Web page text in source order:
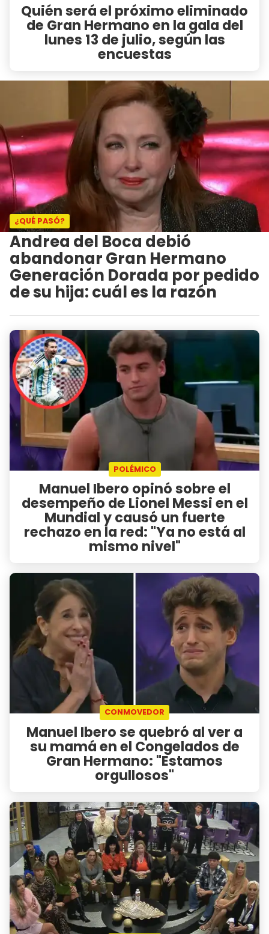
Quién será el próximo eliminado
de Gran Hermano en la gala del
lunes 13 de julio, según las
encuestas
¿QUÉ PASÓ?
Andrea del Boca debió
abandonar Gran Hermano
Generación Dorada por pedido
de su hija: cuál es la razón
POLÉMICO
Manuel Ibero opinó sobre el
desempeño de Lionel Messi en el
Mundial y causó un fuerte
rechazo en la red: "Ya no está al
mismo nivel"
CONMOVEDOR
Manuel Ibero se quebró al ver a
su mamá en el Congelados de
Gran Hermano: "Estamos
orgullosos"